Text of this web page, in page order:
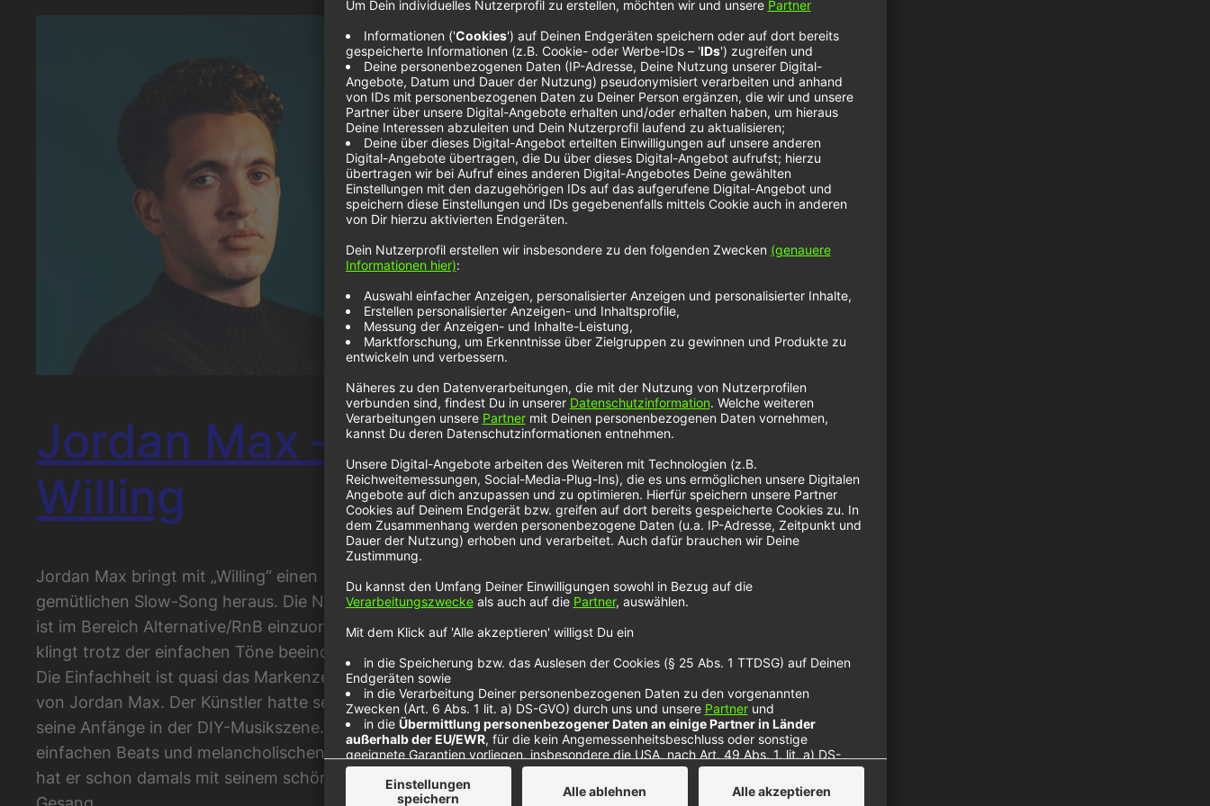
Jordan Max –
Willing
Jordan Max bringt mit „Willing“ einen
gemütlichen Slow-Song heraus. Die Nummer
ist im Bereich Alternative/RnB einzuordnen und
klingt trotz der einfachen Töne beeindruckend.
Die Einfachheit ist quasi das Markenzeichen
von Jordan Max. Der Künstler hatte selbst
seine Anfänge in der DIY-Musikszene. Die
einfachen Beats und melancholischen Tönen
hat er schon damals mit seinem schönen